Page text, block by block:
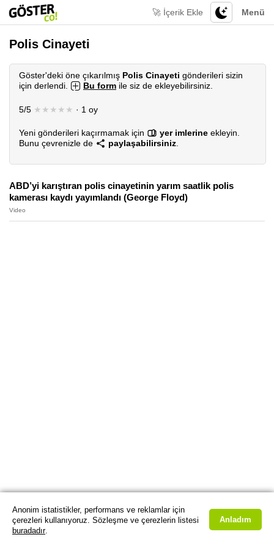
Menü
🚀 İçerik Ekle
Polis Cinayeti
Göster'deki öne çıkarılmış Polis Cinayeti gönderileri sizin
için derlendi.
Bu form ile siz de ekleyebilirsiniz.
5/5 ★★★★★ · 1 oy
Yeni gönderileri kaçırmamak için yer imlerine ekleyin.
Bunu çevrenizle de
paylaşabilirsiniz
ABD’yi karıştıran polis cinayetinin yarım saatlik polis
kamerası kaydı yayımlandı (George Floyd)
Video
Anonim istatistikler, performans ve reklamlar için
çerezleri kullanıyoruz. Sözleşme ve çerezlerin listesi
buradadır.
Anladım